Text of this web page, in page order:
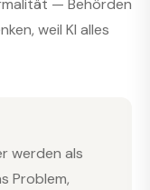
— Behörden
weil KI alles
werden als
Problem,